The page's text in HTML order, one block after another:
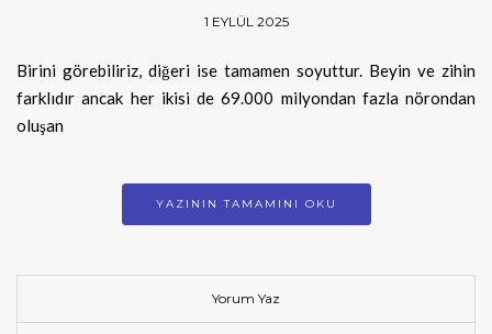
1 EYLÜL 2025
Birini görebiliriz, diğeri ise tamamen soyuttur. Beyin ve zihin
farklıdır ancak her ikisi de 69.000 milyondan fazla nörondan
oluşan
YAZININ TAMAMINI OKU
Yorum Yaz